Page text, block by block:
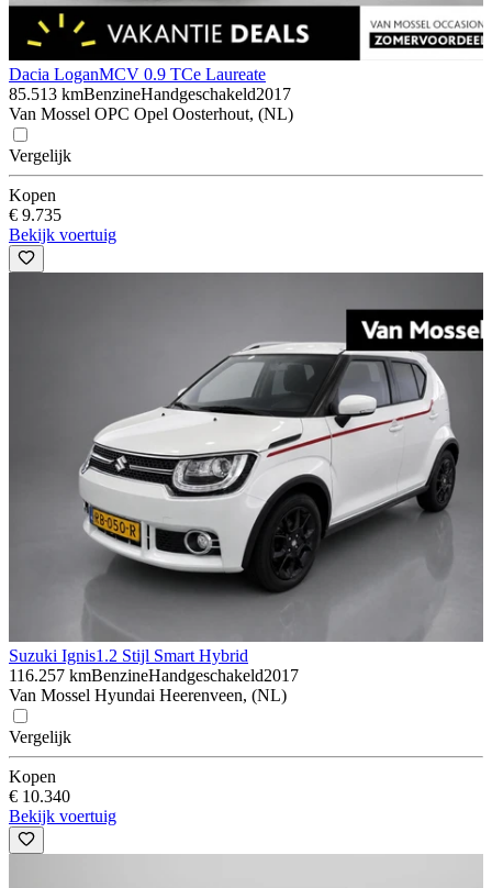
Dacia LoganMCV 0.9 TCe Laureate
85.513 kmBenzineHandgeschakeld2017
Van Mossel OPC Opel Oosterhout, (NL)
Vergelijk
Kopen
€ 9.735
Bekijk voertuig
Suzuki Ignis1.2 Stijl Smart Hybrid
116.257 kmBenzineHandgeschakeld2017
Van Mossel Hyundai Heerenveen, (NL)
Vergelijk
Kopen
€ 10.340
Bekijk voertuig